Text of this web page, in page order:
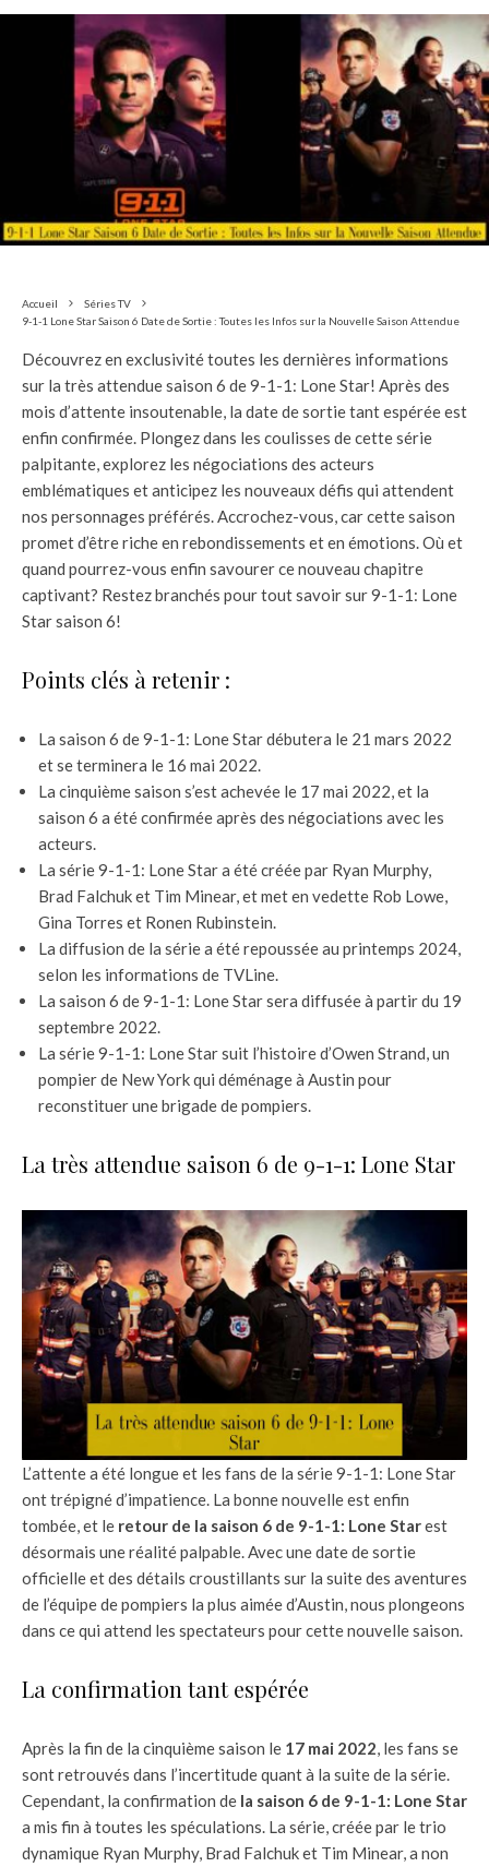
Accueil
Séries TV
9-1-1 Lone Star Saison 6 Date de Sortie : Toutes les Infos sur la Nouvelle Saison Attendue
Découvrez en exclusivité toutes les dernières informations
sur la très attendue saison 6 de 9-1-1: Lone Star! Après des
mois d’attente insoutenable, la date de sortie tant espérée est
enfin confirmée. Plongez dans les coulisses de cette série
palpitante, explorez les négociations des acteurs
emblématiques et anticipez les nouveaux défis qui attendent
nos personnages préférés. Accrochez-vous, car cette saison
promet d’être riche en rebondissements et en émotions. Où et
quand pourrez-vous enfin savourer ce nouveau chapitre
captivant? Restez branchés pour tout savoir sur 9-1-1: Lone
Star saison 6!
Points clés à retenir :
La saison 6 de 9-1-1: Lone Star débutera le 21 mars 2022
et se terminera le 16 mai 2022.
La cinquième saison s’est achevée le 17 mai 2022, et la
saison 6 a été confirmée après des négociations avec les
acteurs.
La série 9-1-1: Lone Star a été créée par Ryan Murphy,
Brad Falchuk et Tim Minear, et met en vedette Rob Lowe,
Gina Torres et Ronen Rubinstein.
La diffusion de la série a été repoussée au printemps 2024,
selon les informations de TVLine.
La saison 6 de 9-1-1: Lone Star sera diffusée à partir du 19
septembre 2022.
La série 9-1-1: Lone Star suit l’histoire d’Owen Strand, un
pompier de New York qui déménage à Austin pour
reconstituer une brigade de pompiers.
La très attendue saison 6 de 9-1-1: Lone Star
L’attente a été longue et les fans de la série 9-1-1: Lone Star
ont trépigné d’impatience. La bonne nouvelle est enfin
tombée, et le retour de la saison 6 de 9-1-1: Lone Starest
désormais une réalité palpable. Avec une date de sortie
officielle et des détails croustillants sur la suite des aventures
de l’équipe de pompiers la plus aimée d’Austin, nous plongeons
dans ce qui attend les spectateurs pour cette nouvelle saison.
La confirmation tant espérée
Après la fin de la cinquième saison le 17 mai 2022, les fans se
sont retrouvés dans l’incertitude quant à la suite de la série.
Cependant, la confirmation de la saison 6 de 9-1-1: Lone Star
a mis fin à toutes les spéculations. La série, créée par le trio
dynamique Ryan Murphy, Brad Falchuk et Tim Minear, a non